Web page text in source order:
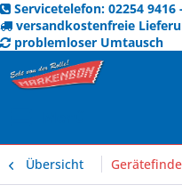
Servicetelefon: 02254 9416
versandkostenfreie
problemloser Umtausch
Übersicht